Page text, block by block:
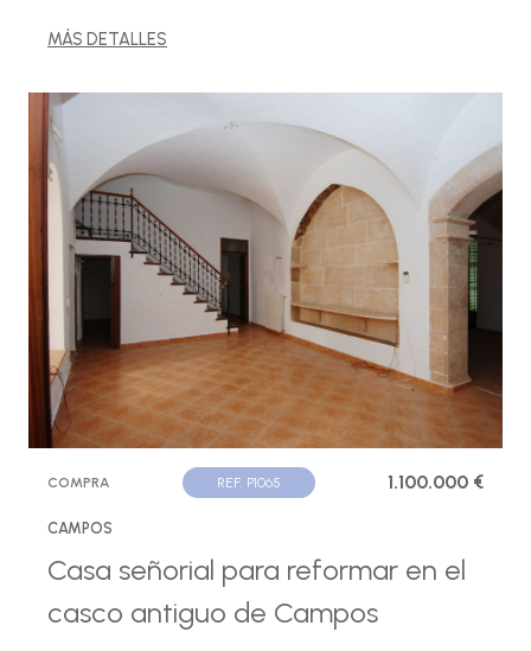
MÁS DETALLES
COMPRA REF. P1065 1.100.000 €
CAMPOS
Casa señorial para reformar en el
casco antiguo de Campos